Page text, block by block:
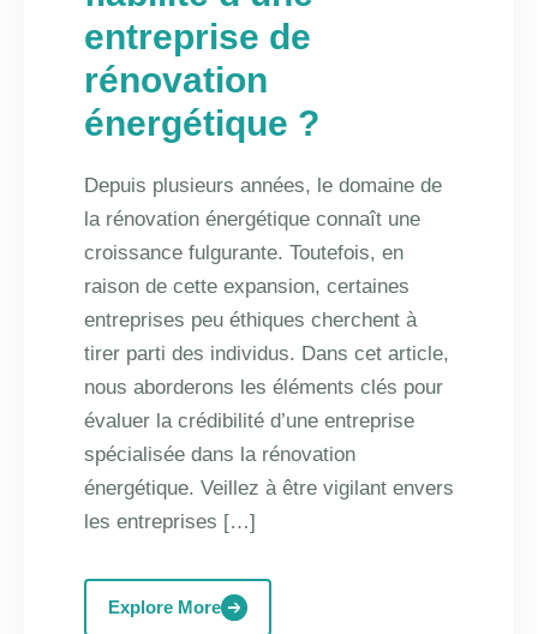
entreprise de
rénovation
énergétique ?
Depuis plusieurs années, le domaine de
la rénovation énergétique connaît une
croissance fulgurante. Toutefois, en
raison de cette expansion, certaines
entreprises peu éthiques cherchent à
tirer parti des individus. Dans cet article,
nous aborderons les éléments clés pour
évaluer la crédibilité d’une entreprise
spécialisée dans la rénovation
énergétique. Veillez à être vigilant envers
les entreprises […]
Explore More